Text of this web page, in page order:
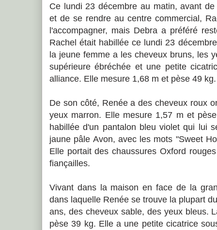
Ce lundi 23 décembre au matin, avant
et de se rendre au centre commercial,
l'accompagner, mais Debra a préféré
Rachel était habillée ce lundi 23
la jeune femme a les cheveux bruns, les
supérieure ébréchée et une petite
alliance. Elle mesure 1,68 m et pèse 49 kg.
De son côté, Renée a des cheveux roux
yeux marron. Elle mesure 1,57 m et
habillée d'un pantalon bleu violet qui lui
jaune pâle Avon, avec les mots "Sweet
Elle portait des chaussures Oxford
fiançailles.
Vivant dans la maison en face de la
dans laquelle Renée se trouve la plupart
ans, des cheveux sable, des yeux bleus.
pèse 39 kg. Elle a une petite cicatrice